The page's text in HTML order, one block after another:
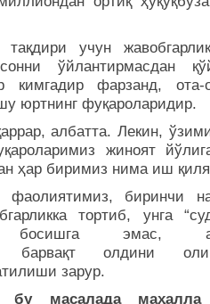
учун
ўйлантирмасдан
кимгадир фарзанд, ота-
юртнинг фуқароларидир.
албатта. Лекин,
жиноят
ҳар биримиз нима иш
биринчи
тортиб, унга
эмас,
барвақт олдини
зарур.
бу масалада маҳалла